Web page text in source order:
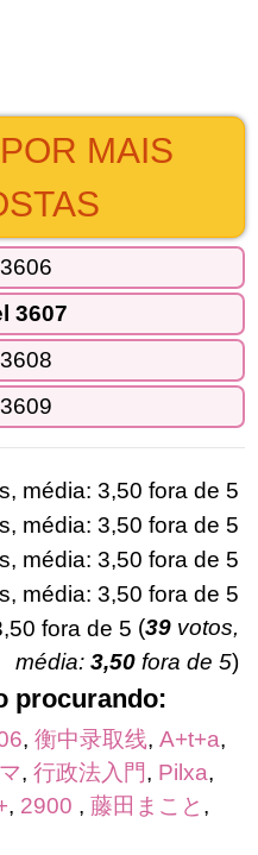
MAIS
3607
(39 votos,
média: 3,50 fora de 5)
procurando:
, 衡中录取线, A+t+a,
, 行政法入門, Pilxa,
, 2900 , 藤田まこと ,